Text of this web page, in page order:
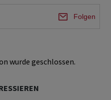
Folgen
wurde geschlossen.